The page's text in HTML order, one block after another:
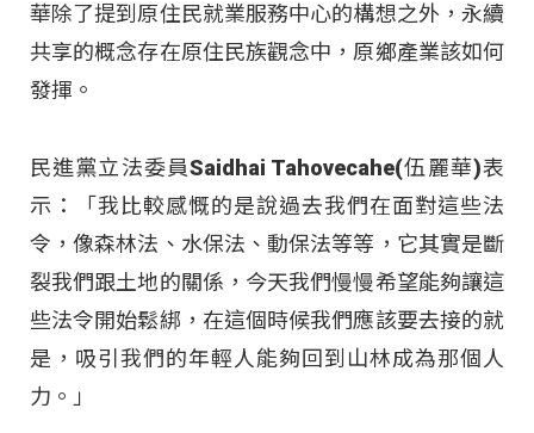
華除了提到原住民就業服務中心的構想之外，永續
共享的概念存在原住民族觀念中，原鄉產業該如何
發揮。
民進黨立法委員Saidhai Tahovecahe(伍麗華)表
示：「我比較感慨的是說過去我們在面對這些法
令，像森林法、水保法、動保法等等，它其實是斷
裂我們跟土地的關係，今天我們慢慢希望能夠讓這
些法令開始鬆綁，在這個時候我們應該要去接的就
是，吸引我們的年輕人能夠回到山林成為那個人
力。」